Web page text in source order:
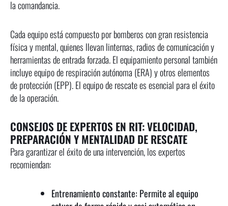
la comandancia.
Cada equipo está compuesto por bomberos con gran resistencia
física y mental, quienes llevan linternas, radios de comunicación y
herramientas de entrada forzada. El equipamiento personal también
incluye equipo de respiración autónoma (ERA) y otros elementos
de protección (EPP). El equipo de rescate es esencial para el éxito
de la operación.
CONSEJOS DE EXPERTOS EN RIT: VELOCIDAD,
PREPARACIÓN Y MENTALIDAD DE RESCATE
Para garantizar el éxito de una intervención, los expertos
recomiendan:
Entrenamiento constante: Permite al equipo